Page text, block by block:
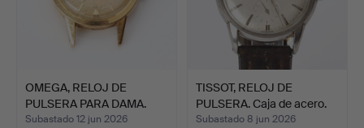
OMEGA, RELOJ DE
PULSERA PARA DAMA.
Caja en…
Subastado 12 jun 2026
TISSOT, RELOJ DE
PULSERA. Caja de acero.
Subastado 8 jun 2026